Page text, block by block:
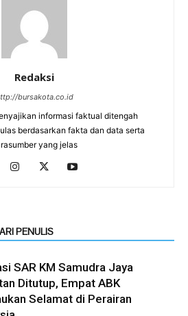
Redaksi
bursakota.co.id
informasi faktual ditengah
berdasarkan fakta dan data serta
yang jelas
PENULIS
SAR KM Samudra Jaya
Ditutup, Empat ABK
Selamat di Perairan